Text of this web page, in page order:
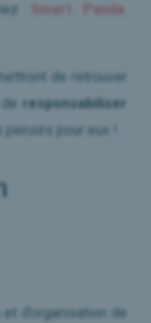
Smart Panda
de retrouver
responsabiliser
pour eux !
d’organisation de